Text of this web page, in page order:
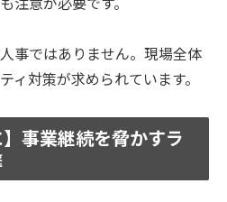
事ではありません。現場全体
ィ対策が求められています。
】事業継続を脅かすラ